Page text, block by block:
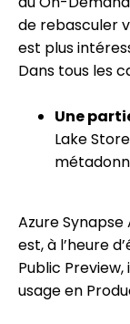
de rebasculer
est plus
Dans tous les
Une
Lake
Azure
est, à l’heure
Public
usage en